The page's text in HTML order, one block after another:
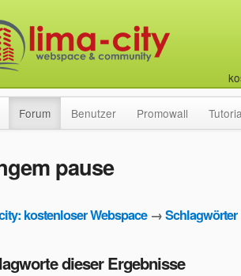
Forum Benutzer Promowall
pause
kostenloser Webspace→Schlagwörter
dieser Ergebnisse